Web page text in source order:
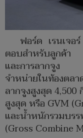
ฟอร์ด เรนเจ
ตอบสำหรับลูกค้า
และการลากจูง
จำหน่ายในท้องตล
ลากจูงสูงสุด 4,500
สูงสุด หรือ GVM
และน้ำหนักรวมบ
(Gross Combine